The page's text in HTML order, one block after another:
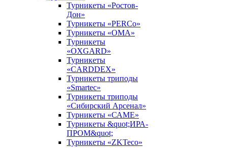
Турникеты «Ростов-
Дон»
Турникеты «PERCo»
Турникеты «ОМА»
Турникеты
«OXGARD»
Турникеты
«CARDDEX»
Турникеты триподы
«Smartec»
Турникеты триподы
«Сибирский Арсенал»
Турникеты «САМЕ»
Турникеты &quot;ИРА-
ПРОМ&quot;
Турникеты «ZKTeco»